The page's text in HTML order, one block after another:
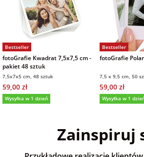
Bestseller
fotoGrafie Kwadrat 7,5x7,5 cm -
pakiet 48 sztuk
7,5x7x5 cm, 48 sztuk
59,00 zł
Wysyłka w 1 dzień
Bestseller
fotoGrafie
7,5 x 9,5 cm, 50
59,00 zł
Wysyłka w 1
Zainspiruj